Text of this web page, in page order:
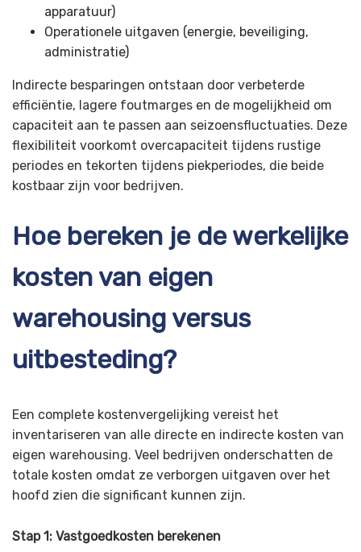
apparatuur)
Operationele uitgaven (energie, beveiliging,
administratie)
Indirecte besparingen ontstaan door verbeterde
efficiëntie, lagere foutmarges en de mogelijkheid om
capaciteit aan te passen aan seizoensfluctuaties. Deze
flexibiliteit voorkomt overcapaciteit tijdens rustige
periodes en tekorten tijdens piekperiodes, die beide
kostbaar zijn voor bedrijven.
Hoe bereken je de werkelijke
kosten van eigen
warehousing versus
uitbesteding?
Een complete kostenvergelijking vereist het
inventariseren van alle directe en indirecte kosten van
eigen warehousing. Veel bedrijven onderschatten de
totale kosten omdat ze verborgen uitgaven over het
hoofd zien die significant kunnen zijn.
Stap 1: Vastgoedkosten berekenen